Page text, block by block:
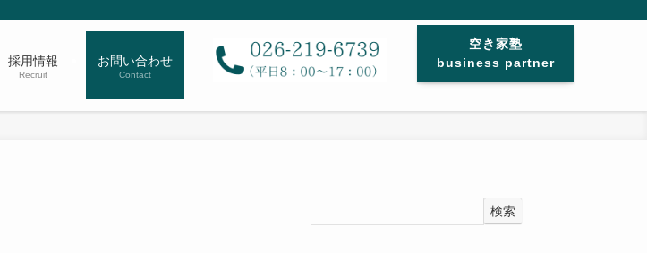
採用情報
Recruit
お問い合わせ
Contact
空き家塾
business partner
検索